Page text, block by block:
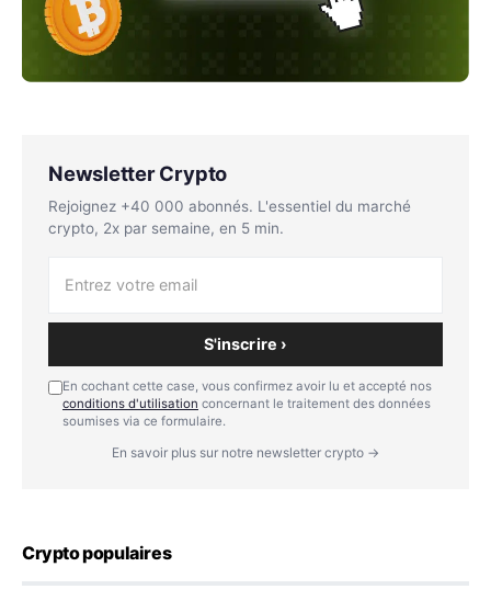
Newsletter Crypto
Rejoignez +40 000 abonnés. L'essentiel du marché
crypto, 2x par semaine, en 5 min.
S'inscrire ›
En cochant cette case, vous confirmez avoir lu et accepté nos
conditions d'utilisation concernant le traitement des données
soumises via ce formulaire.
En savoir plus sur notre newsletter crypto →
Crypto populaires